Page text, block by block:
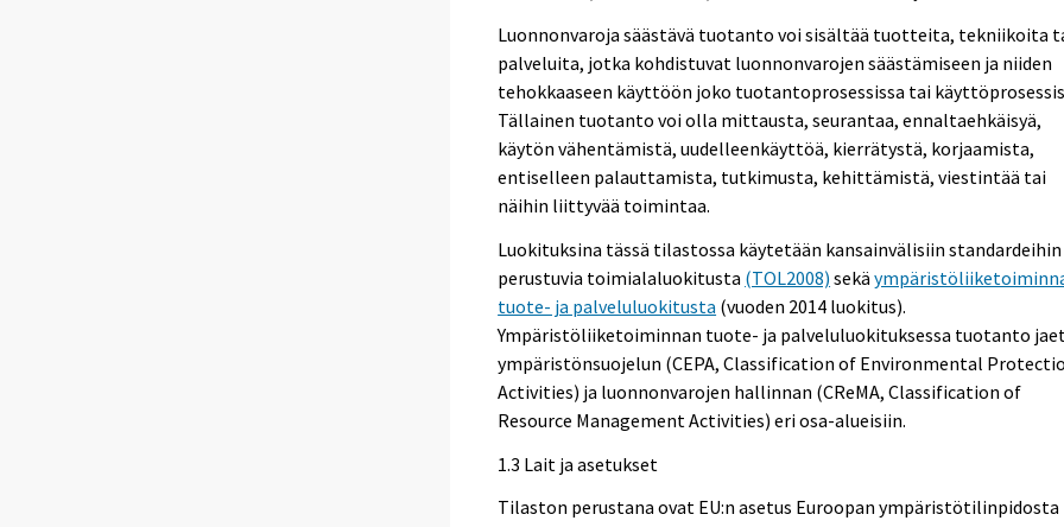
Luonnonvaroja säästävä tuotanto voi sisältää tuotteita, tekniikoita
palveluita, jotka kohdistuvat luonnonvarojen säästämiseen ja niiden
tehokkaaseen käyttöön joko tuotantoprosessissa tai
Tällainen tuotanto voi olla mittausta, seurantaa, ennaltaehkäisyä,
käytön vähentämistä, uudelleenkäyttöä, kierrätystä, korjaamista,
entiselleen palauttamista, tutkimusta, kehittämistä, viestintää tai
näihin liittyvää toimintaa.
Luokituksina tässä tilastossa käytetään kansainvälisiin standardeihin
perustuvia toimialaluokitusta (TOL2008) sekä
tuote- ja palveluluokitusta (vuoden 2014 luokitus).
Ympäristöliiketoiminnan tuote- ja palveluluokituksessa tuotanto
ympäristönsuojelun (CEPA, Classification of Environmental
Activities) ja luonnonvarojen hallinnan (CReMA, Classification of
Resource Management Activities) eri osa-alueisiin.
1.3 Lait ja asetukset
Tilaston perustana ovat EU:n asetus Euroopan ympäristötilinpidosta